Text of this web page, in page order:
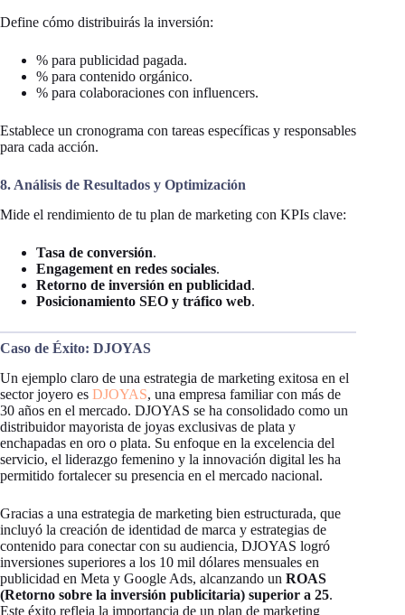
Define cómo distribuirás la inversión:
% para publicidad pagada.
% para contenido orgánico.
% para colaboraciones con influencers.
Establece un cronograma con tareas específicas y responsables
para cada acción.
8. Análisis de Resultados y Optimización
Mide el rendimiento de tu plan de marketing con KPIs clave:
Tasa de conversión.
Engagement en redes sociales.
Retorno de inversión en publicidad.
Posicionamiento SEO y tráfico web.
Caso de Éxito: DJOYAS
Un ejemplo claro de una estrategia de marketing exitosa en el
sector joyero es DJOYAS, una empresa familiar con más de
30 años en el mercado. DJOYAS se ha consolidado como un
distribuidor mayorista de joyas exclusivas de plata y
enchapadas en oro o plata. Su enfoque en la excelencia del
servicio, el liderazgo femenino y la innovación digital les ha
permitido fortalecer su presencia en el mercado nacional.
Gracias a una estrategia de marketing bien estructurada, que
incluyó la creación de identidad de marca y estrategias de
contenido para conectar con su audiencia, DJOYAS logró
inversiones superiores a los 10 mil dólares mensuales en
publicidad en Meta y Google Ads, alcanzando un ROAS
(Retorno sobre la inversión publicitaria) superior a 25.
Este éxito refleja la importancia de un plan de marketing